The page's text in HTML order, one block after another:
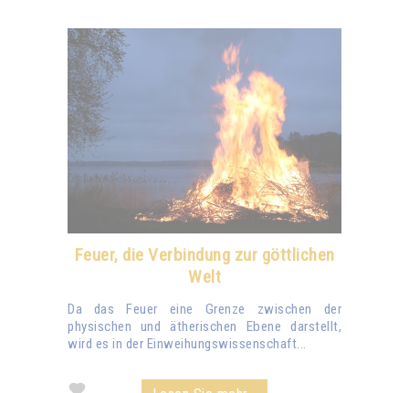
Feuer, die Verbindung zur göttlichen
Welt
Da das Feuer eine Grenze zwischen der
physischen und ätherischen Ebene darstellt,
wird es in der Einweihungswissenschaft...